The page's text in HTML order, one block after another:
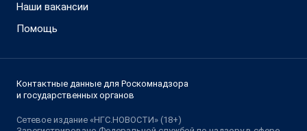
Наши вакансии
Помощь
Контактные данные для Роскомнадзора
и государственных органов
Сетевое издание «НГС.НОВОСТИ» (18+)